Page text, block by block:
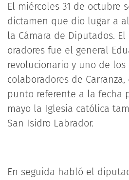
El miércoles 31 de octubre
dictamen que dio lugar a
la Cámara de Diputados.
oradores fue el general
revolucionario y uno de
colaboradores de
punto referente a la fecha
mayo la Iglesia católica
San Isidro Labrador.
En seguida habló el